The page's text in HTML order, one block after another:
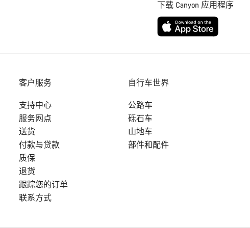
下载 Canyon 应用程序
客户服务
支持中心
服务网点
送货
付款与贷款
质保
退货
跟踪您的订单
联系方式
自行车世界
公路车
砾石车
山地车
部件和配件